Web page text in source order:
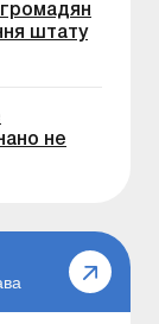
громадян
штату
не